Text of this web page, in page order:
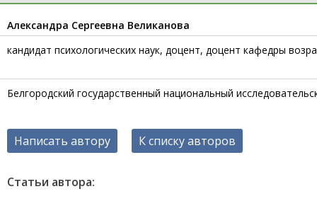
Александра Сергеевна Великанова
кандидат психологических наук, доцент, доцент кафедры
Белгородский государственный национальный
Написать автору К списку авторов
Статьи автора: